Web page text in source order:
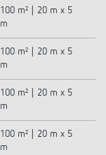
100 m² | 20 m x 5
m
100 m² | 20 m x 5
m
100 m² | 20 m x 5
m
100 m² | 20 m x 5
m